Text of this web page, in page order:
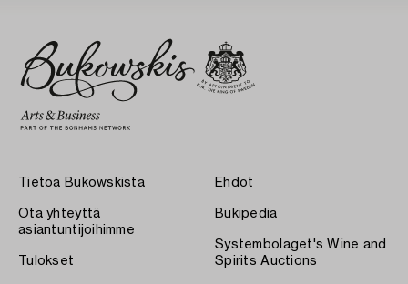
Tietoa Bukowskista
Ota yhteyttä
asiantuntijoihimme
Tulokset
Ehdot
Bukipedia
Systembolaget's Wine and
Spirits Auctions